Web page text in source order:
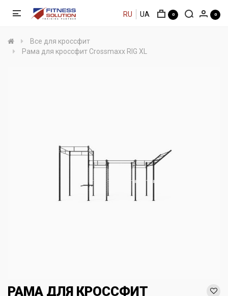
RU UA 0 0
Все для кроссфит
Рама для кроссфит Crossmaxx RIG XL
РАМА ДЛЯ КРОССФИТ